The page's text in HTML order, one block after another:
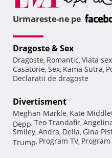
Urmareste-ne pe
Dragoste & Sex
Dragoste, Romantic, Viata
Casatorie, Sex, Kama Sutra,
Declaratii de dragoste
Divertisment
Meghan Markle, Kate
Depp, Teo Trandafir,
Smiley, Andra, Delia, Gina
Trump, Program TV, Program